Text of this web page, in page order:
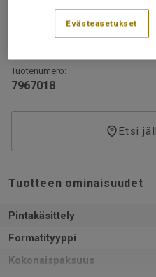
Uudelleen hiottava
Voidaan asentaa
Tuotenumero:
7967018
Etsi
Tuotteen ominaisuudet
Pintakäsittely
Formatityyppi
Kokonaispaksuus
Evästeasetukset